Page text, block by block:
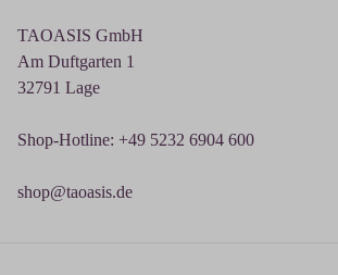
TAOASIS GmbH
Am Duftgarten 1
32791 Lage
Shop-Hotline: +49 5232 6904 600
shop@taoasis.de